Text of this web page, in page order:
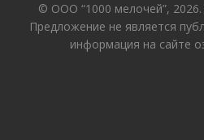
© ООО “1000 мелочей”,
Предложение не является
информация на сайте